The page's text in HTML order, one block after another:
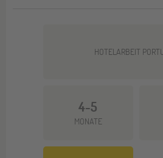
HOTELARBEIT
4-5
MONATE